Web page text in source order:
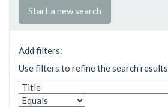
Start a new search
Add filters:
Use filters to refine the search results.